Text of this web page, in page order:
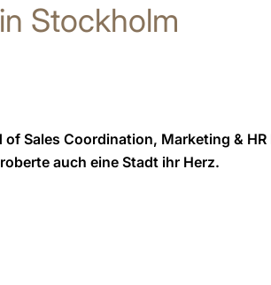
Stockholm
Sales Coordination, Marketing &
auch eine Stadt ihr Herz.